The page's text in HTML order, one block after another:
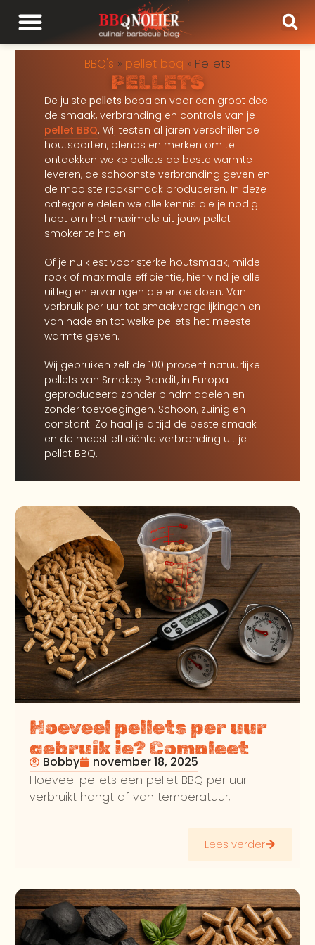
BBQ's » pellet bbq » Pellets
PELLETS
De juiste pellets bepalen voor een groot deel
de smaak, verbranding en controle van je
pellet BBQ. Wij testen al jaren verschillende
houtsoorten, blends en merken om te
ontdekken welke pellets de beste warmte
leveren, de schoonste verbranding geven en
de mooiste rooksmaak produceren. In deze
categorie delen we alle kennis die je nodig
hebt om het maximale uit jouw pellet
smoker te halen.
Of je nu kiest voor sterke houtsmaak, milde
rook of maximale efficiëntie, hier vind je alle
uitleg en ervaringen die ertoe doen. Van
verbruik per uur tot smaakvergelijkingen en
van nadelen tot welke pellets het meeste
warmte geven.
Wij gebruiken zelf de 100 procent natuurlijke
pellets van Smokey Bandit, in Europa
geproduceerd zonder bindmiddelen en
zonder toevoegingen. Schoon, zuinig en
constant. Zo haal je altijd de beste smaak
en de meest efficiënte verbranding uit je
pellet BBQ.
Hoeveel pellets per uur
gebruik je? Compleet
overzicht van verbruik,
opwarmtijd en
praktische vragen
Bobby
november 18, 2025
Hoeveel pellets een pellet BBQ per uur
verbruikt hangt af van temperatuur,
Lees verder